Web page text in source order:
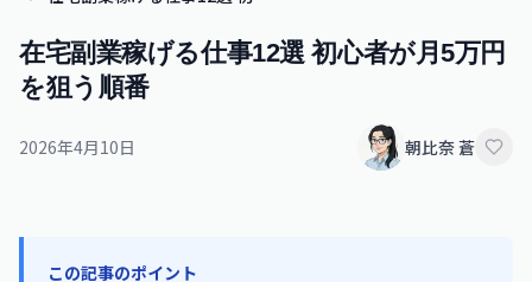
在宅副業稼げる仕事12選 初心者が月5万円
を狙う順番
2026年4月10日 朝比奈 蒼
この記事のポイント